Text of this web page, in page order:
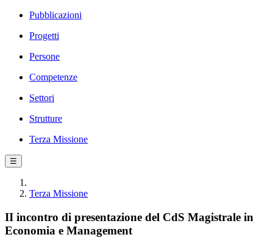
Pubblicazioni
Progetti
Persone
Competenze
Settori
Strutture
Terza Missione
☰
Terza Missione
II incontro di presentazione del CdS Magistrale in
Economia e Management